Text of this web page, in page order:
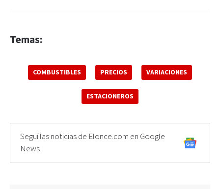
Temas:
COMBUSTIBLES PRECIOS VARIACIONES
ESTACIONEROS
Seguí las noticias de Elonce.com en Google
News